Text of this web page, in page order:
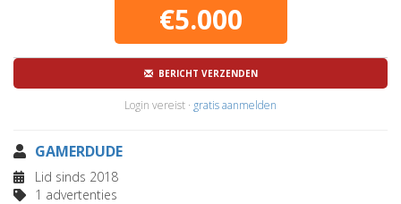
€5.000
BERICHT VERZENDEN
Login vereist · gratis aanmelden
GAMERDUDE
Lid sinds 2018
1 advertenties